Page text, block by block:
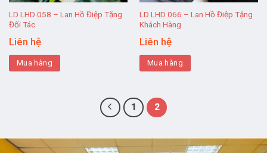
LD LHD 058 – Lan Hồ Điệp Tặng
Đối Tác
Liên hệ
Mua hàng
LD LHD 066 – Lan Hồ Điệp Tặng
Khách Hàng
Liên hệ
Mua hàng
1 2